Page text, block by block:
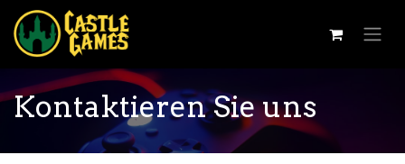
Kontaktieren Sie uns